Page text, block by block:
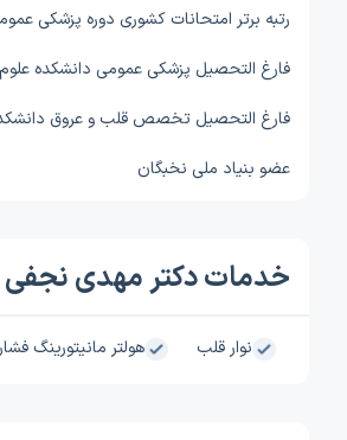
رتبه برتر امتحانات کشوری دوره پزشکی
فارغ التحصیل پزشکی عمومی دانشکده علوم پزشکی مشهد
فارغ التحصیل تخصص قلب و عروق دانشکده
عضو بنیاد ملی نخبگان
خدمات دکتر مهدی نجفی
نوار قلب هولتر مانیتورینگ